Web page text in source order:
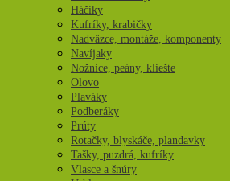
Háčiky
Kufríky, krabičky
Nadväzce, montáže, komponenty
Navíjaky
Nožnice, peány, kliešte
Olovo
Plaváky
Podberáky
Prúty
Rotačky, blyskáče, plandavky
Tašky, puzdrá, kufríky
Vlasce a šnúry